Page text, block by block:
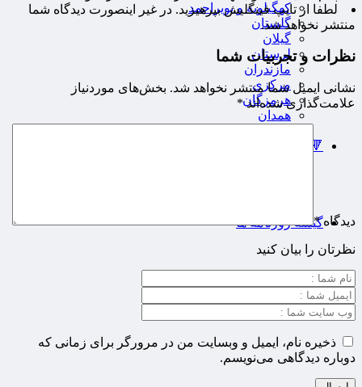
کهگیلویه و بویراحمد
گلستان
گیلان
لرستان
مازندران
مرکزی
هرمزگان
همدان
🔻پویاروز
گیشه روزنامه ها
لطفا از تایپ فینگلیش بپرهیزید. در غیر اینصورت دیدگاه شما
منتشر نخواهد شد.
نظرات و تجربیات شما
نشانی ایمیل شما منتشر نخواهد شد. بخش‌های موردنیاز
علامت‌گذاری شده‌اند*
دیدگاه*
نظرتان را بیان کنید
ذخیره نام، ایمیل و وبسایت من در مرورگر برای زمانی که
دوباره دیدگاهی می‌نویسم.